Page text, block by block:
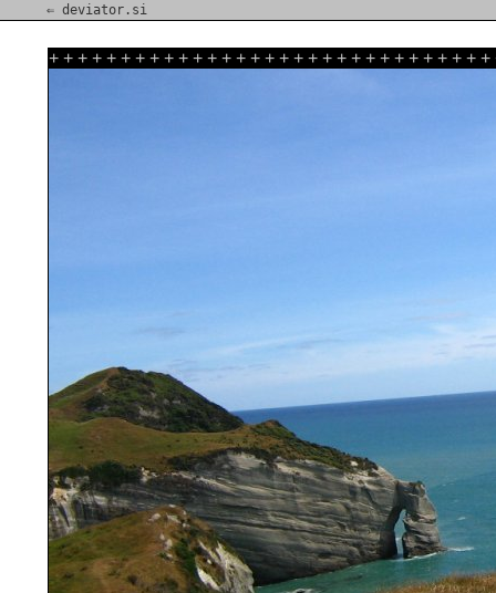
⇐ deviator.si
+ + + + + + + + + + + + + + + + + + + + + + + + + + + + + + +